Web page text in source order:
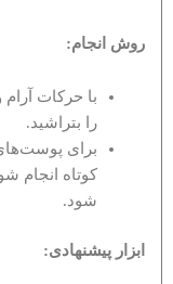
روش انجام:
با حرکات
را بتراشید.
برای
کوتاه انجام
شود.
ابزار پیشنهادی: